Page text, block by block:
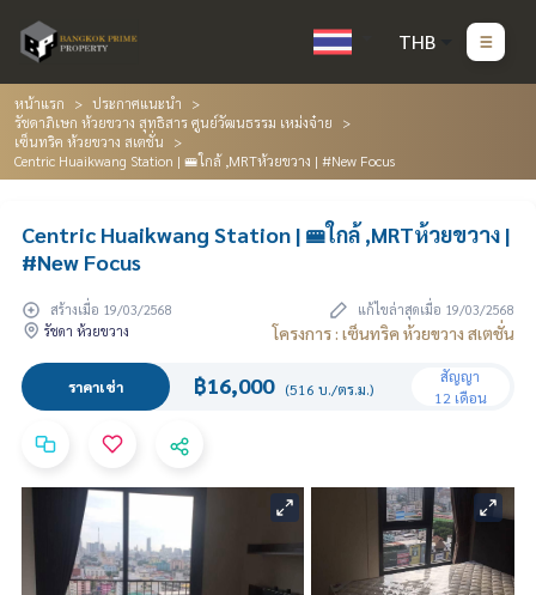
THB
หน้าแรก
ประกาศแนะนำ
รัชดาภิเษก ห้วยขวาง สุทธิสาร ศูนย์วัฒนธรรม เหม่งจ๋าย
เซ็นทริค ห้วยขวาง สเตชั่น
Centric Huaikwang Station | 🚝ใกล้ ,MRTห้วยขวาง | #New Focus
Centric Huaikwang Station | 🚝ใกล้ ,MRTห้วยขวาง |
#New Focus
สร้างเมื่อ 19/03/2568
แก้ไขล่าสุดเมื่อ 19/03/2568
รัชดา ห้วยขวาง
โครงการ : เซ็นทริค ห้วยขวาง สเตชั่น
ราคาเช่า ฿16,000 (516 บ./ตร.ม.)
สัญญา
12 เดือน